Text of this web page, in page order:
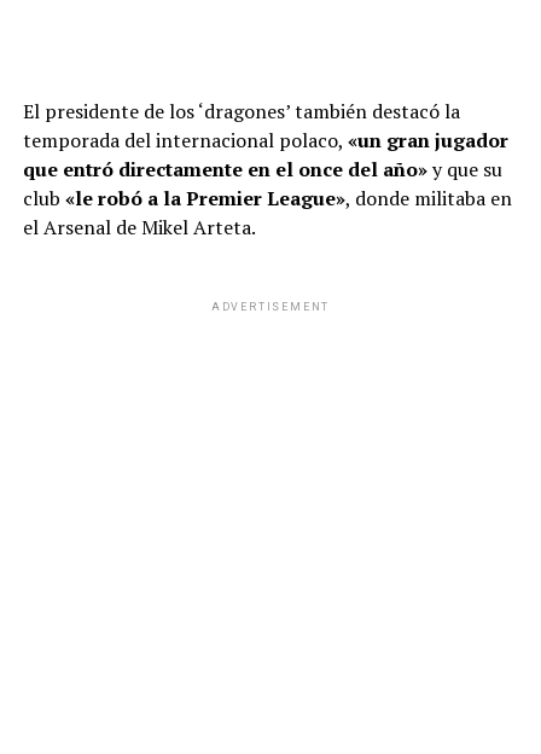
El presidente de los ‘dragones’ también destacó la
temporada del internacional polaco, «un gran jugador
que entró directamente en el once del año»y que su
club «le robó a la Premier League», donde militaba en
el Arsenal de Mikel Arteta.
ADVERTISEMENT